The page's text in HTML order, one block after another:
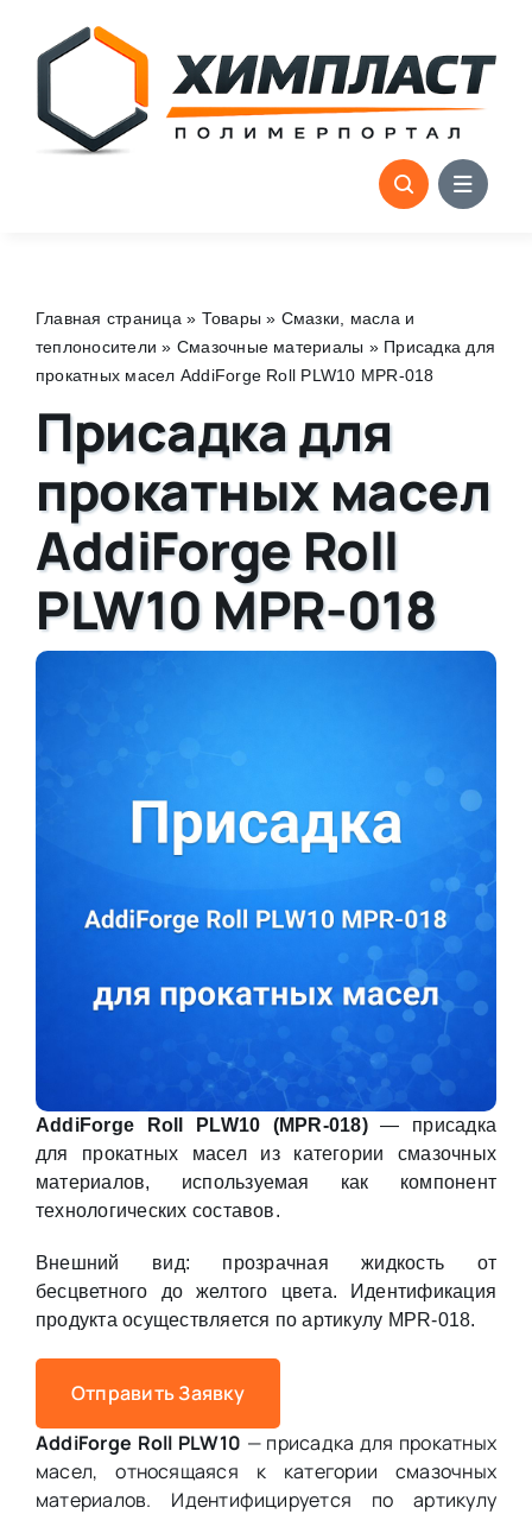
content
Главная страница » Товары » Смазки, масла и
теплоносители » Смазочные материалы » Присадка для
прокатных масел AddiForge Roll PLW10 MPR-018
Присадка для
прокатных масел
AddiForge Roll
PLW10 MPR-018
AddiForge Roll PLW10 (MPR-018)— присадка
для прокатных масел из категории смазочных
материалов, используемая как компонент
технологических составов.
Внешний вид: прозрачная жидкость от
бесцветного до желтого цвета. Идентификация
продукта осуществляется по артикулу MPR-018.
Отправить Заявку
AddiForge Roll PLW10 — присадка для прокатных
масел, относящаяся к категории смазочных
материалов. Идентифицируется по артикулу